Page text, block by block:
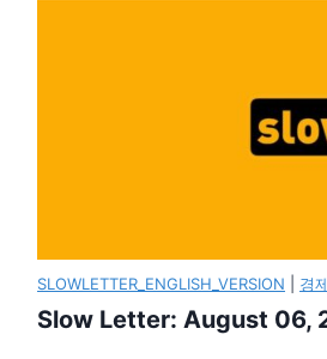
SLOWLETTER_ENGLISH_VERSION 경제
Slow Letter: August 06,